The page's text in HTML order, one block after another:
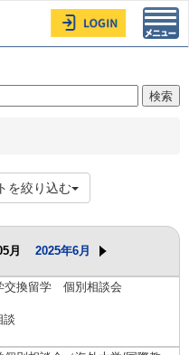
を絞り込む
月 2025年6月
交換留学 個別相談会
談